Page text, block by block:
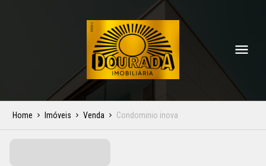
Home Imóveis Venda Condominio inova